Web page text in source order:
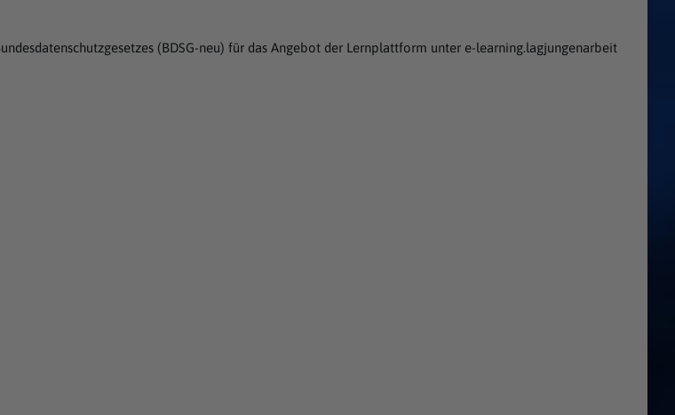
(BDSG-neu) für das Angebot der Lernplattform unter e-learning.lagjungenarbeit